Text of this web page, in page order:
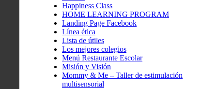
Happiness Class
HOME LEARNING PROGRAM
Landing Page Facebook
Línea ética
Lista de útiles
Los mejores colegios
Menú Restaurante Escolar
Misión y Visión
Mommy & Me – Taller de estimulación
multisensorial